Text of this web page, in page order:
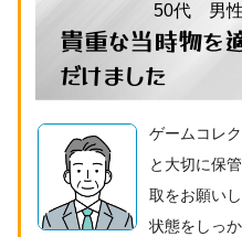
50代 男
貴重な当時物を
だけました
ゲームコレ
と大切に保
取をお願い
状態をしっ